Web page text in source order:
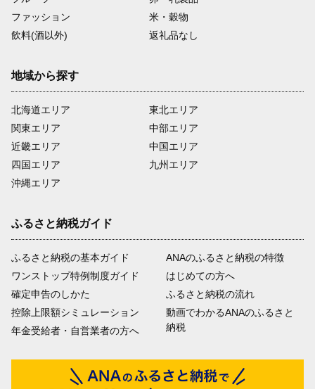
ファッション
米・穀物
飲料(酒以外)
返礼品なし
地域から探す
北海道エリア
関東エリア
近畿エリア
四国エリア
沖縄エリア
東北エリア
中部エリア
中国エリア
九州エリア
ふるさと納税ガイド
ふるさと納税の基本ガイド
ワンストップ特例制度ガイド
確定申告のしかた
控除上限額シミュレーション
年金受給者・自営業者の方へ
ANAのふるさと納税の特徴
はじめての方へ
ふるさと納税の流れ
動画でわかるANAのふるさと
納税